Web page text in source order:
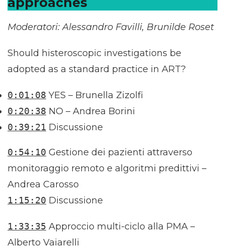
Moderatori: Alessandro Favilli, Brunilde Roset
Should histeroscopic investigations be
adopted as a standard practice in ART?
0:01:08 YES – Brunella Zizolfi
0:20:38 NO – Andrea Borini
0:39:21 Discussione
0:54:10 Gestione dei pazienti attraverso
monitoraggio remoto e algoritmi predittivi –
Andrea Carosso
1:15:20 Discussione
1:33:35 Approccio multi-ciclo alla PMA –
Alberto Vaiarelli